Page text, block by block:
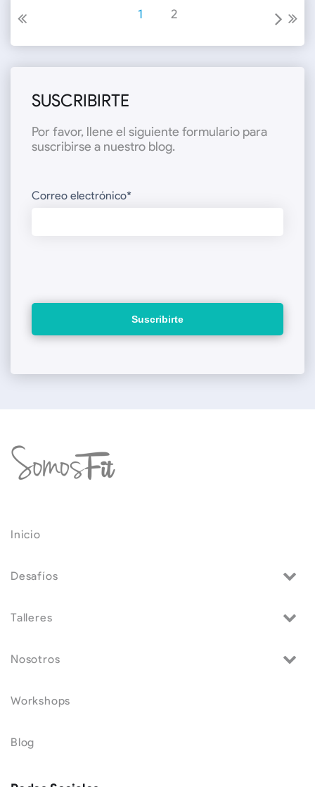
1 2
SUSCRIBIRTE
Por favor, llene el siguiente formulario para
suscribirse a nuestro blog.
Correo electrónico*
Inicio
Desafíos
Talleres
Nosotros
Workshops
Blog